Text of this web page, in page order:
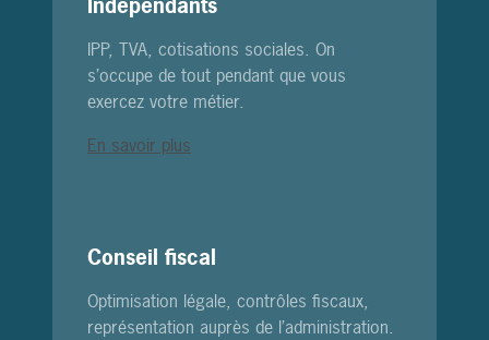
IPP, TVA, cotisations sociales. On
s’occupe de tout pendant que vous
exercez votre métier.
En savoir plus
Conseil fiscal
Optimisation légale, contrôles fiscaux,
représentation auprès de l’administration.